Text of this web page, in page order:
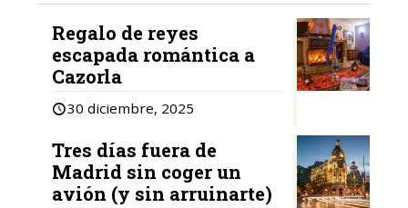
Regalo de reyes
escapada romántica a
Cazorla
30 diciembre, 2025
Tres días fuera de
Madrid sin coger un
avión (y sin arruinarte)